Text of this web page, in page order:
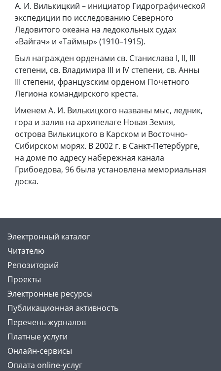
А. И. Вилькицкий – инициатор Гидрографической
экспедиции по исследованию Северного
Ледовитого океана на ледокольных судах
«Вайгач» и «Таймыр» (1910–1915).
Был награжден орденами св. Станислава I, II, III
степени, св. Владимира III и IV степени, св. Анны
III степени, французским орденом Почетного
Легиона командирского креста.
Именем А. И. Вилькицкого названы мыс, ледник,
гора и залив на архипелаге Новая Земля,
острова Вилькицкого в Карском и Восточно-
Сибирском морях. В 2002 г. в Санкт-Петербурге,
на доме по адресу набережная канала
Грибоедова, 96 была установлена мемориальная
доска.
Электронный каталог
Читателю
Репозиторий
Проекты
Электронные ресурсы
Публикационная активность
Перечень журналов
Платные услуги
Онлайн-сервисы
Оплата online-услуг